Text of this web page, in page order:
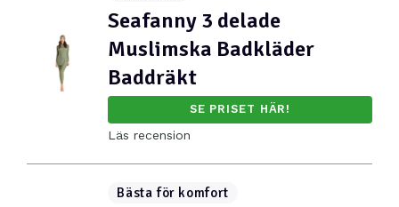
Seafanny 3 delade
Muslimska Badkläder
Baddräkt
SE PRISET HÄR!
Läs recension
Bästa för komfort